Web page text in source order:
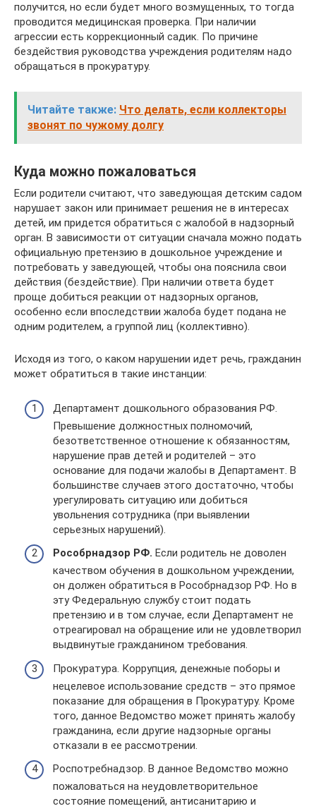
получится, но если будет много возмущенных, то тогда
проводится медицинская проверка. При наличии
агрессии есть коррекционный садик. По причине
бездействия руководства учреждения родителям надо
обращаться в прокуратуру.
Читайте также: Что делать, если коллекторы
звонят по чужому долгу
Куда можно пожаловаться
Если родители считают, что заведующая детским садом
нарушает закон или принимает решения не в интересах
детей, им придется обратиться с жалобой в надзорный
орган. В зависимости от ситуации сначала можно подать
официальную претензию в дошкольное учреждение и
потребовать у заведующей, чтобы она пояснила свои
действия (бездействие). При наличии ответа будет
проще добиться реакции от надзорных органов,
особенно если впоследствии жалоба будет подана не
одним родителем, а группой лиц (коллективно).
Исходя из того, о каком нарушении идет речь, гражданин
может обратиться в такие инстанции:
Департамент дошкольного образования РФ.
Превышение должностных полномочий,
безответственное отношение к обязанностям,
нарушение прав детей и родителей – это
основание для подачи жалобы в Департамент. В
большинстве случаев этого достаточно, чтобы
урегулировать ситуацию или добиться
увольнения сотрудника (при выявлении
серьезных нарушений).
Рособрнадзор РФ. Если родитель не доволен
качеством обучения в дошкольном учреждении,
он должен обратиться в Рособрнадзор РФ. Но в
эту Федеральную службу стоит подать
претензию и в том случае, если Департамент не
отреагировал на обращение или не удовлетворил
выдвинутые гражданином требования.
Прокуратура. Коррупция, денежные поборы и
нецелевое использование средств – это прямое
показание для обращения в Прокуратуру. Кроме
того, данное Ведомство может принять жалобу
гражданина, если другие надзорные органы
отказали в ее рассмотрении.
Роспотребнадзор. В данное Ведомство можно
пожаловаться на неудовлетворительное
состояние помещений, антисанитарию и